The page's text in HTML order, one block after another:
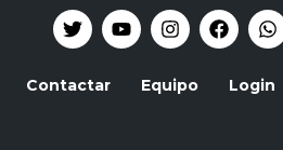
Contactar Equipo Login